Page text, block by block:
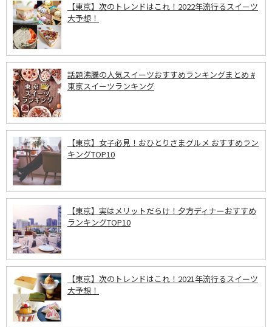
【東京】次のトレンドはこれ！2022年流行るスイーツ
大予想！
話題沸騰の人気スイーツおすすめランキングまとめ #
東京スイーツランキング
【東京】女子必見！おひとりさまグルメ おすすめラン
キングTOP10
【東京】実はメリットだらけ！夕方ディナーおすすめ
ランキングTOP10
【東京】次のトレンドはこれ！2021年流行るスイーツ
大予想！